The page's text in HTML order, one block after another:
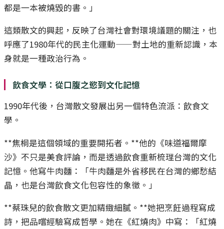
都是一本被燒毀的書。」
這類散文的興起，反映了台灣社會對環境議題的關注，也
呼應了1980年代的民主化運動——對土地的重新認識，本
身就是一種政治行為。
飲食文學：從口腹之慾到文化記憶
1990年代後，台灣散文發展出另一個特色流派：飲食文
學。
**焦桐是這個領域的重要開拓者。**他的《味道福爾摩
沙》不只是美食評論，而是透過飲食重新梳理台灣的文化
記憶。他寫牛肉麵：「牛肉麵是外省移民在台灣的鄉愁結
晶，也是台灣飲食文化包容性的象徵。」
**蔡珠兒的飲食散文更加精緻細膩。**她把烹飪過程寫成
詩，把品嚐經驗寫成哲學。她在《紅燒肉》中寫：「紅燒